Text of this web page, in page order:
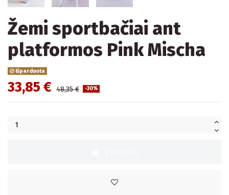
Žemi sportbačiai ant
platformos Pink Mischa
Išparduota
33,85 € 48,35 € -30%